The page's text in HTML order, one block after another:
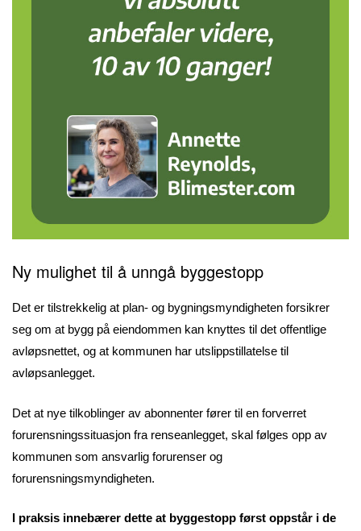
Ny mulighet til å unngå byggestopp
Det er tilstrekkelig at plan- og bygningsmyndigheten forsikrer
seg om at bygg på eiendommen kan knyttes til det offentlige
avløpsnettet, og at kommunen har utslippstillatelse til
avløpsanlegget.
Det at nye tilkoblinger av abonnenter fører til en forverret
forurensningssituasjon fra renseanlegget, skal følges opp av
kommunen som ansvarlig forurenser og
forurensningsmyndigheten.
I praksis innebærer dette at byggestopp først oppstår i de